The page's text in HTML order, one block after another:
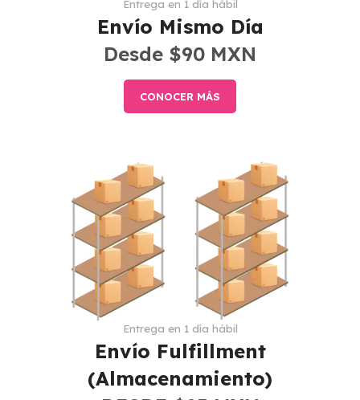
Entrega en 1 día hábil
Envío Mismo Día
Desde $90 MXN
CONOCER MÁS
Entrega en 1 día hábil
Envío Fulfillment
(Almacenamiento)